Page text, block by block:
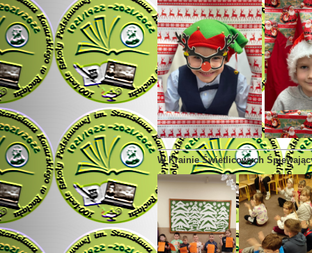
W Krainie Świetlicowych